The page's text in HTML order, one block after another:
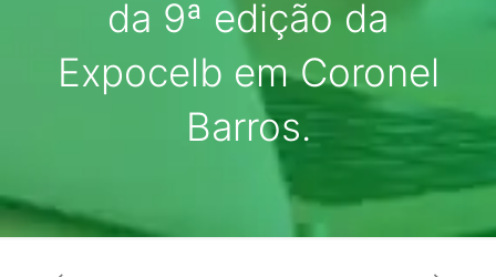
da 9ª edição da
Expocelb em Coronel
Barros.